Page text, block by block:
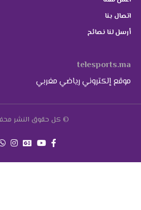
اتصال بنا
أرسل لنا نصائح
telesports.ma
موقع إلكتروني رياضي مغربي
© كل حقوق النشر